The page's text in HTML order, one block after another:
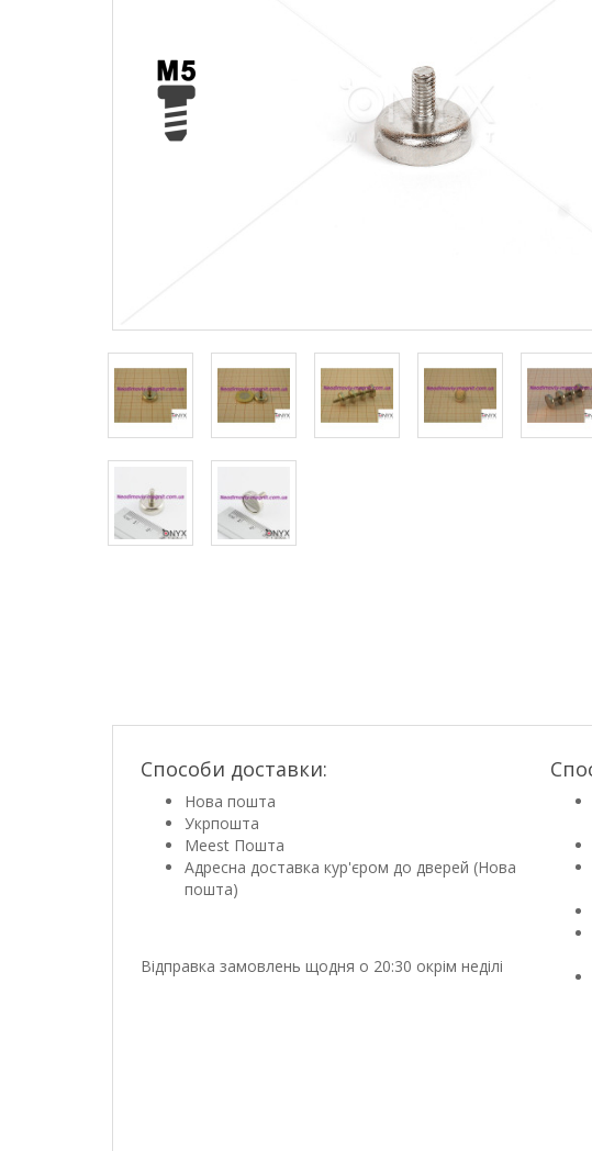
Способи доставки:
Нова пошта
Укрпошта
Meest Пошта
Адресна доставка кур'єром до дверей (Нова
пошта)
Відправка замовлень щодня о 20:30 окрім неділі